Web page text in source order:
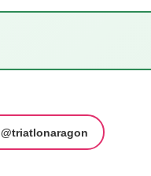
@triatlonaragon